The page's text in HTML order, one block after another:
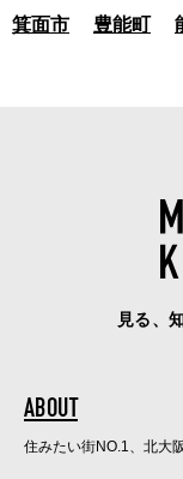
箕面市 豊能町
見る、
ABOUT
住みたい街NO.1、北大阪